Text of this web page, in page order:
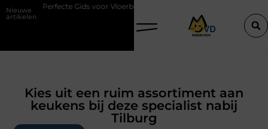
Nieuwe
artikelen
Gids voor Vloerbedekking in Purmerend
Kies uit een ruim assortiment aan
keukens bij deze specialist nabij
Tilburg